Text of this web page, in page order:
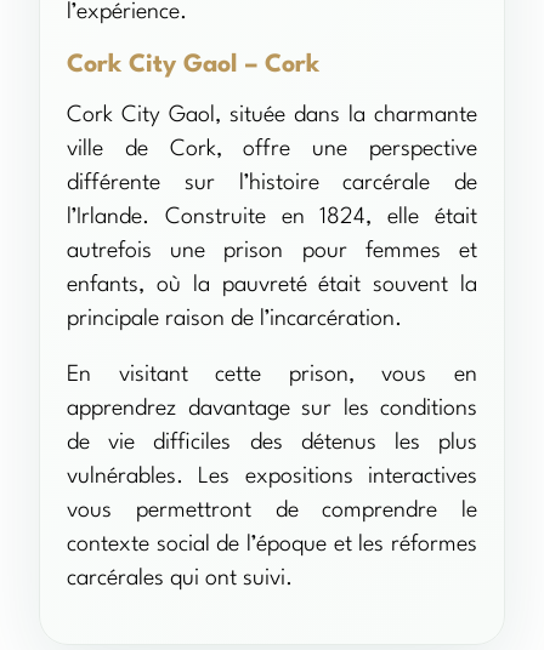
l’expérience.
Cork City Gaol – Cork
Cork City Gaol, située dans la charmante
ville de Cork, offre une perspective
différente sur l’histoire carcérale de
l’Irlande. Construite en 1824, elle était
autrefois une prison pour femmes et
enfants, où la pauvreté était souvent la
principale raison de l’incarcération.
En visitant cette prison, vous en
apprendrez davantage sur les conditions
de vie difficiles des détenus les plus
vulnérables. Les expositions interactives
vous permettront de comprendre le
contexte social de l’époque et les réformes
carcérales qui ont suivi.